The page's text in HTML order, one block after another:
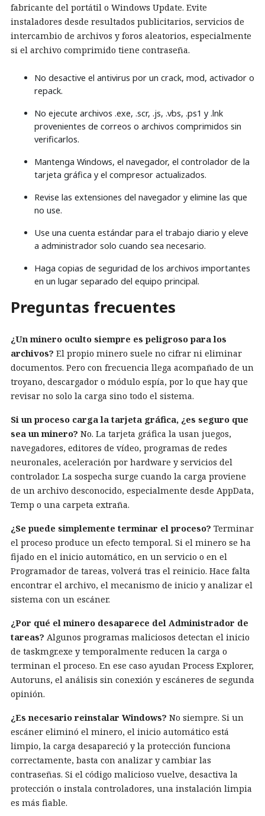
fabricante del portátil o Windows Update. Evite
instaladores desde resultados publicitarios, servicios de
intercambio de archivos y foros aleatorios, especialmente
si el archivo comprimido tiene contraseña.
No desactive el antivirus por un crack, mod, activador o
repack.
No ejecute archivos .exe, .scr, .js, .vbs, .ps1 y .lnk
provenientes de correos o archivos comprimidos sin
verificarlos.
Mantenga Windows, el navegador, el controlador de la
tarjeta gráfica y el compresor actualizados.
Revise las extensiones del navegador y elimine las que
no use.
Use una cuenta estándar para el trabajo diario y eleve
a administrador solo cuando sea necesario.
Haga copias de seguridad de los archivos importantes
en un lugar separado del equipo principal.
Preguntas frecuentes
¿Un minero oculto siempre es peligroso para los
archivos? El propio minero suele no cifrar ni eliminar
documentos. Pero con frecuencia llega acompañado de un
troyano, descargador o módulo espía, por lo que hay que
revisar no solo la carga sino todo el sistema.
Si un proceso carga la tarjeta gráfica, ¿es seguro que
sea un minero? No. La tarjeta gráfica la usan juegos,
navegadores, editores de vídeo, programas de redes
neuronales, aceleración por hardware y servicios del
controlador. La sospecha surge cuando la carga proviene
de un archivo desconocido, especialmente desde AppData,
Temp o una carpeta extraña.
¿Se puede simplemente terminar el proceso? Terminar
el proceso produce un efecto temporal. Si el minero se ha
fijado en el inicio automático, en un servicio o en el
Programador de tareas, volverá tras el reinicio. Hace falta
encontrar el archivo, el mecanismo de inicio y analizar el
sistema con un escáner.
¿Por qué el minero desaparece del Administrador de
tareas? Algunos programas maliciosos detectan el inicio
de taskmgr.exe y temporalmente reducen la carga o
terminan el proceso. En ese caso ayudan Process Explorer,
Autoruns, el análisis sin conexión y escáneres de segunda
opinión.
¿Es necesario reinstalar Windows? No siempre. Si un
escáner eliminó el minero, el inicio automático está
limpio, la carga desapareció y la protección funciona
correctamente, basta con analizar y cambiar las
contraseñas. Si el código malicioso vuelve, desactiva la
protección o instala controladores, una instalación limpia
es más fiable.